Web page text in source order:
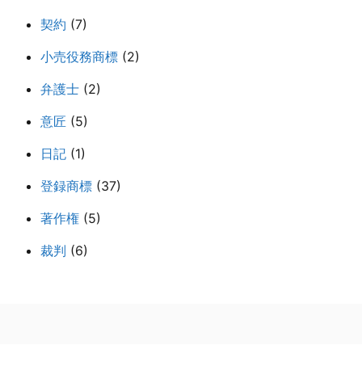
契約 (7)
小売役務商標 (2)
弁護士 (2)
意匠 (5)
日記 (1)
登録商標 (37)
著作権 (5)
裁判 (6)